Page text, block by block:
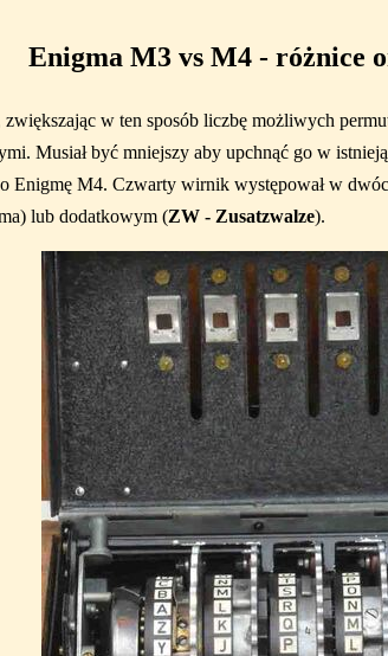
Enigma M3 vs M4 - różnice
w ten sposób liczbę możliwych
Musiał być mniejszy aby upchnąć go w
M4. Czwarty wirnik występował w
lub dodatkowym (ZW - Zusatzwalze).